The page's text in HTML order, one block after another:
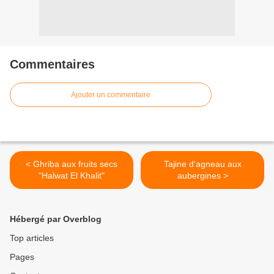
Commentaires
Ajouter un commentaire
< Ghriba aux fruits secs
"Halwat El Khalit"
Tajine d'agneau aux
aubergines >
Hébergé par Overblog
Top articles
Pages